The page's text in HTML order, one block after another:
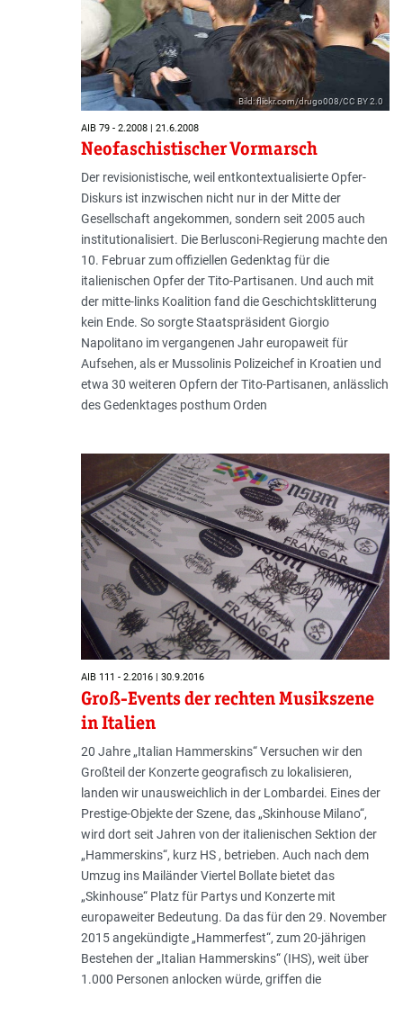
Bild: flickr.com/drugo008/CC BY 2.0
AIB 79 - 2.2008 | 21.6.2008
Neofaschistischer Vormarsch
Der revisionistische, weil entkontextualisierte Opfer-
Diskurs ist inzwischen nicht nur in der Mitte der
Gesellschaft angekommen, sondern seit 2005 auch
institutionalisiert. Die Berlusconi-Regierung machte den
10. Februar zum offiziellen Gedenktag für die
italienischen Opfer der Tito-Partisanen. Und auch mit
der mitte-links Koalition fand die Geschichtsklitterung
kein Ende. So sorgte Staatspräsident Giorgio
Napolitano im vergangenen Jahr europaweit für
Aufsehen, als er Mussolinis Polizeichef in Kroatien und
etwa 30 weiteren Opfern der Tito-Partisanen, anlässlich
des Gedenktages posthum Orden
AIB 111 - 2.2016 | 30.9.2016
Groß-Events der rechten Musikszene
in Italien
20 Jahre „Italian Hammerskins“ Versuchen wir den
Großteil der Konzerte geografisch zu lokalisieren,
landen wir unausweichlich in der Lombardei. Eines der
Prestige-Objekte der Szene, das „Skinhouse Milano“,
wird dort seit Jahren von der italienischen Sektion der
„Hammerskins“, kurz HS , betrieben. Auch nach dem
Umzug ins Mailänder Viertel Bollate bietet das
„Skinhouse“ Platz für Partys und Konzerte mit
europaweiter Bedeutung. Da das für den 29. November
2015 angekündigte „Hammerfest“, zum 20-jährigen
Bestehen der „Italian Hammerskins“ (IHS), weit über
1.000 Personen anlocken würde, griffen die